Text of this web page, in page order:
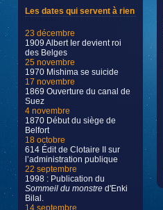
Les dates qui servent à rien
23 décembre
1909 Albert Ier devient roi
des Belges
25 novembre
1970 Mishima se suicide
17 novembre
1869 Ouverture du canal de
Suez
4 novembre
1870 Début du siège de
Belfort
18 octobre
614 Édit de Clotaire II sur
l’administration publique
22 septembre
1998 : Publication du
Sommeil du monstre d'Enki
Bilal.
14 septembre